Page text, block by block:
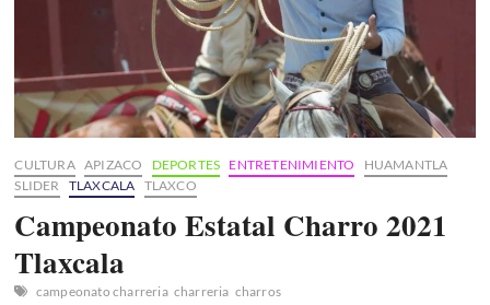
CULTURA APIZACO DEPORTES ENTRETENIMIENTO
HUAMANTLA
SLIDER
TLAXCALA TLAXCO
Campeonato Estatal Charro 2021
Tlaxcala
campeonato charreria charreria charros